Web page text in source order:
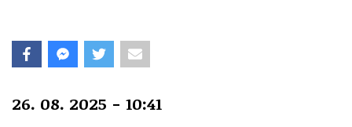
26. 08. 2025 - 10:41